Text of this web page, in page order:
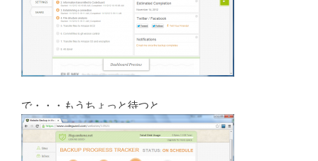
で・・・もうちょっと待つと